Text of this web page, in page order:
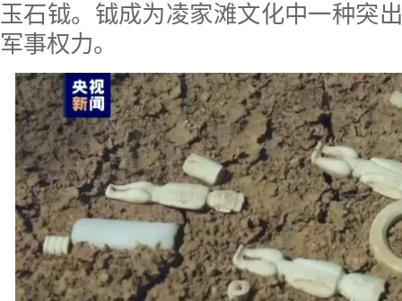
玉石钺。钺成为凌家滩文化中一种突
军事权力。